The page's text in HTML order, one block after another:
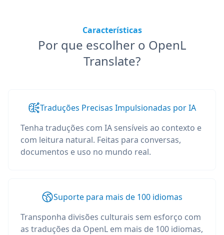
Características
Por que escolher o OpenL
Translate?
Traduções Precisas Impulsionadas por IA
Tenha traduções com IA sensíveis ao contexto e
com leitura natural. Feitas para conversas,
documentos e uso no mundo real.
Suporte para mais de 100 idiomas
Transponha divisões culturais sem esforço com
as traduções da OpenL em mais de 100 idiomas,